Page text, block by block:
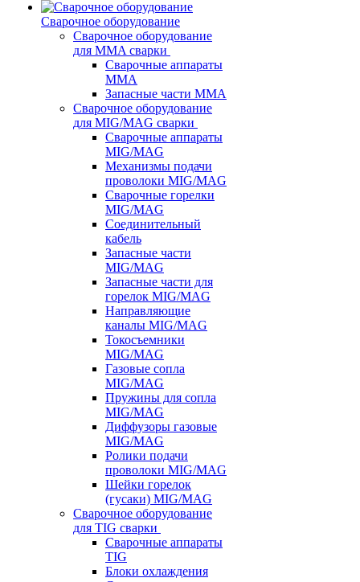
Сварочное оборудование
Сварочное оборудование
для MMA сварки
Сварочные аппараты
MMA
Запасные части MMA
Сварочное оборудование
для MIG/MAG сварки
Сварочные аппараты
MIG/MAG
Механизмы подачи
проволоки MIG/MAG
Сварочные горелки
MIG/MAG
Соединительный
кабель
Запасные части
MIG/MAG
Запасные части для
горелок MIG/MAG
Направляющие
каналы MIG/MAG
Токосъемники
MIG/MAG
Газовые сопла
MIG/MAG
Пружины для сопла
MIG/MAG
Диффузоры газовые
MIG/MAG
Ролики подачи
проволоки MIG/MAG
Шейки горелок
(гусаки) MIG/MAG
Сварочное оборудование
для TIG сварки
Сварочные аппараты
TIG
Блоки охлаждения